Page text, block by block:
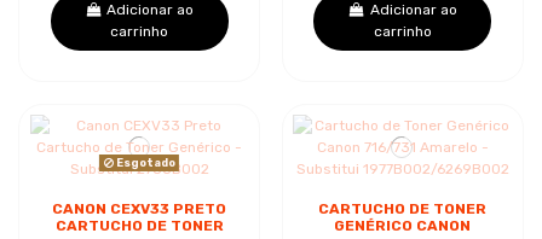
Adicionar ao
carrinho
Adicionar ao
carrinho
Esgotado
CANON CEXV33 PRETO
CARTUCHO DE TONER
CARTUCHO DE TONER
GENÉRICO CANON